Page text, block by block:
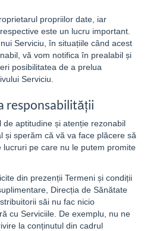
propriilor date, iar
este un lucru important.
Serviciu, în situațiile când acest
vă vom notifica în prealabil și
posibilitatea de a prelua
Serviciu.
responsabilității
de aptitudine și atenție rezonabil
și sperăm că vă va face plăcere să
lucruri pe care nu le putem promite
din prezenții Termeni și condiții
Direcția de Sănătate
săi nu fac nicio
cu Serviciile. De exemplu, nu ne
la conținutul din cadrul